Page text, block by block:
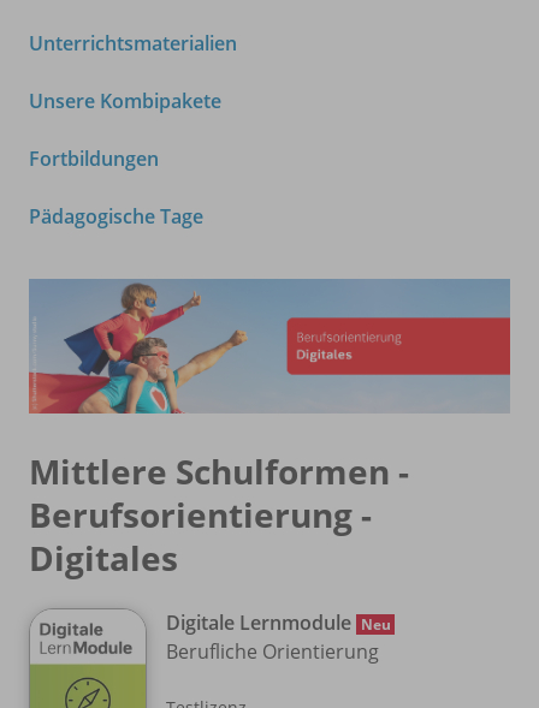
Unterrichtsmaterialien
Unsere Kombipakete
Fortbildungen
Pädagogische Tage
Mittlere Schulformen -
Berufsorientierung -
Digitales
Digitale Lernmodule Neu
Berufliche Orientierung